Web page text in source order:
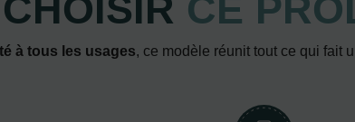
CE
à tous les usages, ce modèle réunit tout ce qui fait